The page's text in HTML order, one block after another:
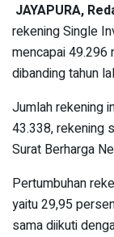
JAYAPURA,
rekening Single
mencapai 49.296
dibanding tahun
Jumlah rekening
43.338, rekening
Surat Berharga
Pertumbuhan
yaitu 29,95
sama diikuti